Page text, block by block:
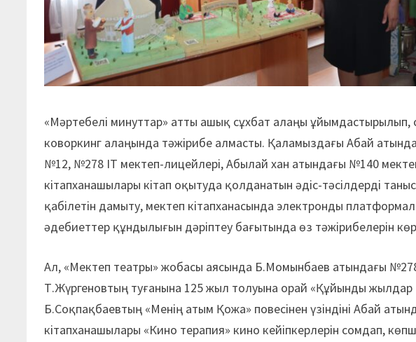
«Мәртебелі минуттар» атты ашық сұхбат алаңы
коворкинг алаңында тәжірибе алмасты. Қаламыздағы Абай
№12, №278 IT мектеп-лицейлері, Абылай хан атындағы №140
кітапханашылары кітап оқытуда қолданатын әдіс-тәсілдерді
қабілетін дамыту, мектеп кітапханасында электронды
әдебиеттер құндылығын дәріптеу бағытында өз тәжірибелерін
Ал, «Мектеп театры» жобасы аясында Б.Момынбаев атындағы
Т.Жүргеновтың туғанына 125 жыл толуына орай «Құйынды жылдар
Б.Соқпақбаевтың «Менің атым Қожа» повесінен үзіндіні Абай
кітапханашы­лары «Кино терапия» кино кейіпкер­лерін сомдап,